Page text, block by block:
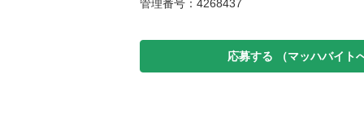
管理番号：4268437
応募する （マッハバイト